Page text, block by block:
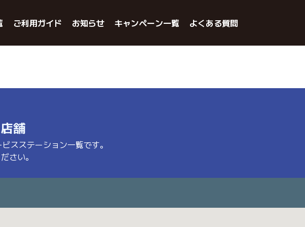
ご利用ガイド お知らせ キャンペーン一覧 よくある質問
舗
スステーション一覧です。
さい。